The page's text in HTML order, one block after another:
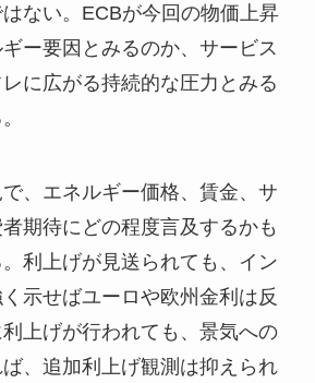
ない。ECBが今回の物価上昇
ー要因とみるのか、サービス
に広がる持続的な圧力とみる
、エネルギー価格、賃金、サ
期待にどの程度言及するかも
利上げが見送られても、イン
示せばユーロや欧州金利は反
上げが行われても、景気への
、追加利上げ観測は抑えられ